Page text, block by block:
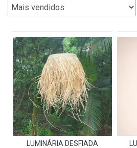
LUMINÁRIA DESFIADA